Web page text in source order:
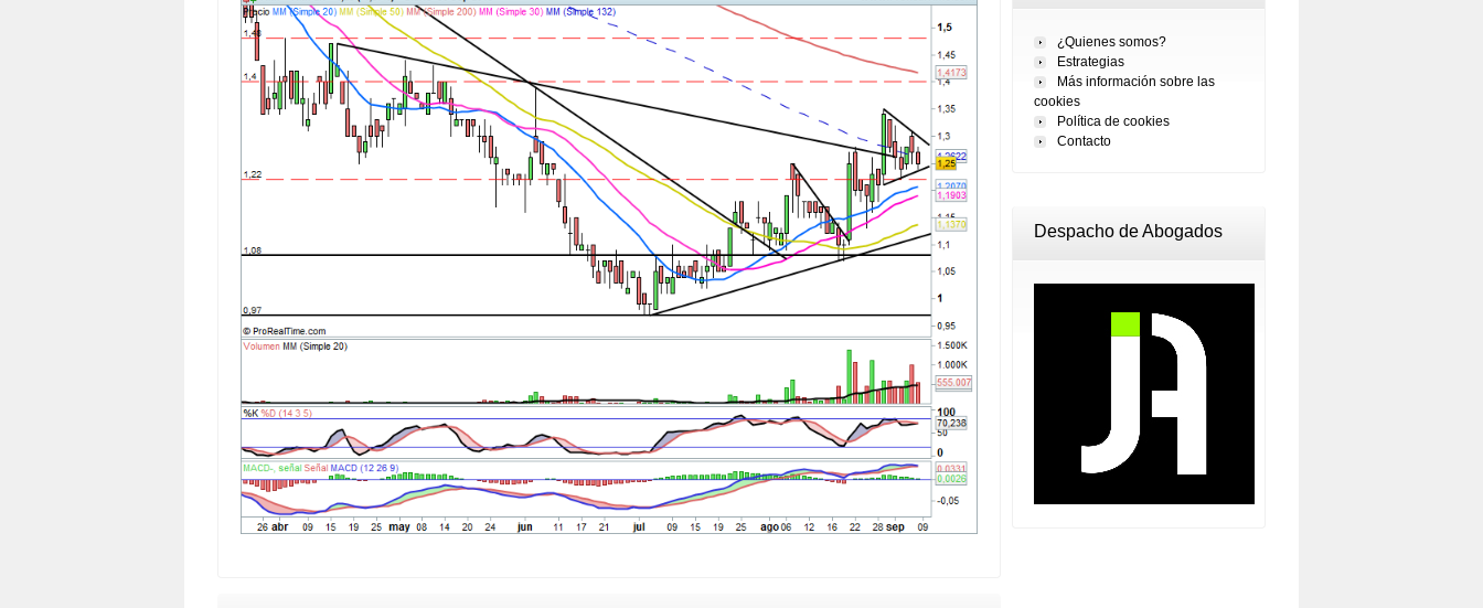
¿Quienes somos?
Estrategias
Más información sobre las
cookies
Política de cookies
Contacto
Despacho de Abogados